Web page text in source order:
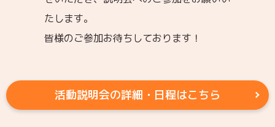
たします。
皆様のご参加お待ちしております！
活動説明会の詳細・日程はこちら